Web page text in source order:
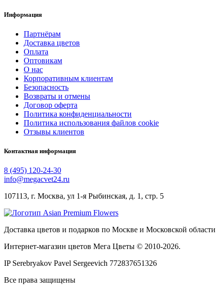
Информация
Партнёрам
Доставка цветов
Оплата
Оптовикам
О нас
Корпоративным клиентам
Безопасность
Возвраты и отмены
Договор оферта
Политика конфиденциальности
Политика использования файлов cookie
Отзывы клиентов
Контактная информация
8 (495) 120-24-30
info@megacvet24.ru
107113, г. Москва, ул 1-я Рыбинская, д. 1, стр. 5
Доставка цветов и подарков по Москве и Московской области
Интернет-магазин цветов Мега Цветы © 2010-2026.
IP Serebryakov Pavel Sergeevich 772837651326
Все права защищены